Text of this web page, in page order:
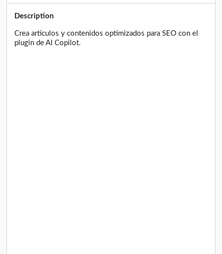
Description
Crea artículos y contenidos optimizados para SEO con el
plugin de AI Copilot.